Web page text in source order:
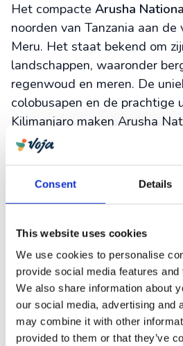
Consent Details
This website uses cookies
We use cookies to personalise
provide social media features
We also share information about
our social media, advertising and
may combine it with other
provided to them or that they’ve
Het compacte Arusha
noorden van Tanzania aan
Meru. Het staat bekend om
landschappen, waaronder
regenwoud en meren. De
colobusapen en de prachtige
Kilimanjaro maken Arusha
unieke toevoeging aan jouw
In het zuiden van Tanzania
bezochteSelous Game
dit park is dat je naast de
kunt kiezen voor bootsafari’s
spotten in de moerasachtige